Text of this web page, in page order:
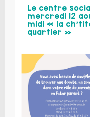
Le centre
mercredi 12
midi « la
quartier »